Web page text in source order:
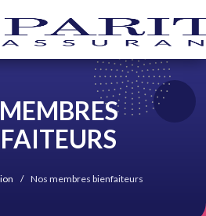
Nos membres bienfaiteurs